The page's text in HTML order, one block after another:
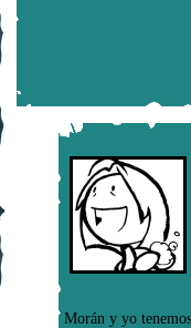
Morán y yo